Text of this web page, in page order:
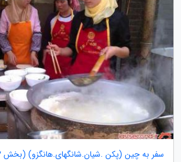
سفر به چین (پکن .شیان.شانگهای.هانگزو) (بخش 2)